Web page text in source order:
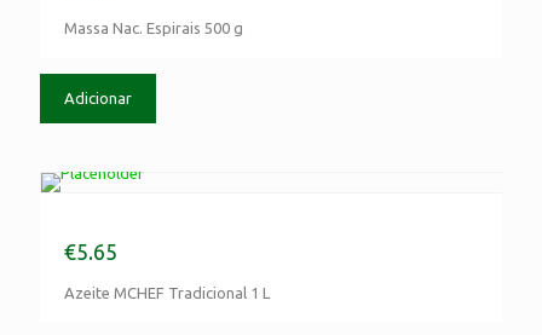
Massa Nac. Espirais 500 g
Adicionar
€5.65
Azeite MCHEF Tradicional 1 L